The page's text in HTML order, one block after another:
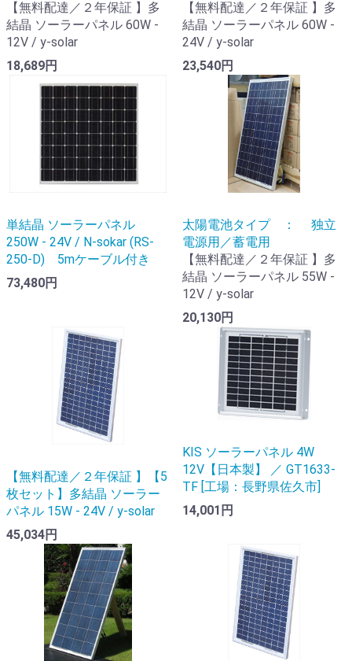
【無料配達／２年保証 】多
結晶 ソーラーパネル 60W -
12V / y-solar
18,689円
【無料配達／２年保証 】多
結晶 ソーラーパネル 60W -
24V / y-solar
23,540円
単結晶 ソーラーパネル
250W - 24V / N-sokar (RS-
250-D) 5mケーブル付き
73,480円
太陽電池タイプ ： 独立
電源用／蓄電用
【無料配達／２年保証 】多
結晶 ソーラーパネル 55W -
12V / y-solar
20,130円
【無料配達／２年保証 】【5
枚セット】多結晶 ソーラー
パネル 15W - 24V / y-solar
45,034円
KIS ソーラーパネル 4W
12V【日本製】 ／ GT1633-
TF [工場：長野県佐久市]
14,001円